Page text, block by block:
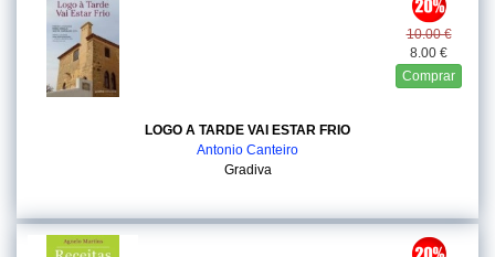
10.00 €
8.00 €
Comprar
LOGO A TARDE VAI ESTAR FRIO
Antonio Canteiro
Gradiva